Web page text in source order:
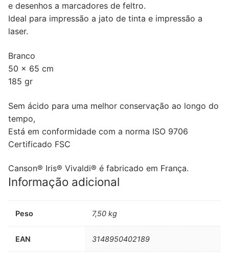
e desenhos a marcadores de feltro.
Ideal para impressão a jato de tinta e impressão a
laser.
Branco
50 x 65 cm
185 gr
Sem ácido para uma melhor conservação ao longo do
tempo,
Está em conformidade com a norma ISO 9706
Certificado FSC
Canson® Iris® Vivaldi® é fabricado em França.
Informação adicional
Peso 7,50 kg
EAN 3148950402189